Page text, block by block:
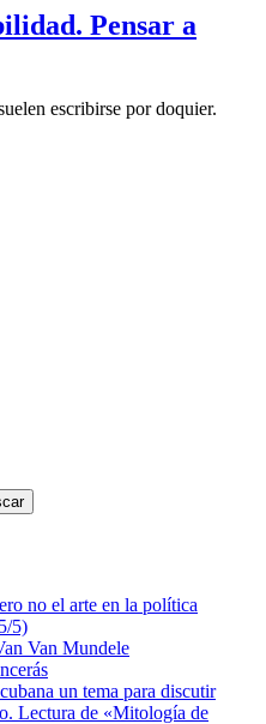
Pensar a
escribirse por doquier.
no el arte en la política
5)
Van Mundele
un tema para discutir
Lectura de «Mitología de